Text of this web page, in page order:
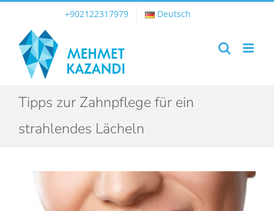
content
+902122317979 Deutsch
Tipps zur Zahnpflege für ein
strahlendes Lächeln